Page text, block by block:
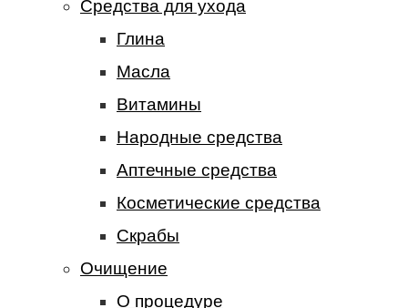
Средства для ухода
Глина
Масла
Витамины
Народные средства
Аптечные средства
Косметические средства
Скрабы
Очищение
О процедуре